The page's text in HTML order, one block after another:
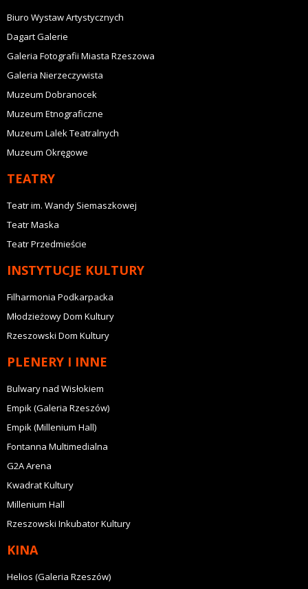
Biuro Wystaw Artystycznych
Dagart Galerie
Galeria Fotografii Miasta Rzeszowa
Galeria Nierzeczywista
Muzeum Dobranocek
Muzeum Etnograficzne
Muzeum Lalek Teatralnych
Muzeum Okręgowe
TEATRY
Teatr im. Wandy Siemaszkowej
Teatr Maska
Teatr Przedmieście
INSTYTUCJE KULTURY
Filharmonia Podkarpacka
Młodzieżowy Dom Kultury
Rzeszowski Dom Kultury
PLENERY I INNE
Bulwary nad Wisłokiem
Empik (Galeria Rzeszów)
Empik (Millenium Hall)
Fontanna Multimedialna
G2A Arena
Kwadrat Kultury
Millenium Hall
Rzeszowski Inkubator Kultury
KINA
Helios (Galeria Rzeszów)